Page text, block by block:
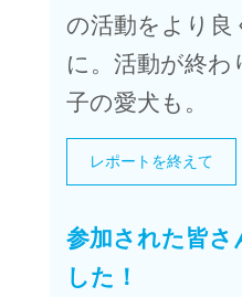
の活動をより
に。活動が終
子の愛犬も。
レポートを終えて
参加された皆さ
した！